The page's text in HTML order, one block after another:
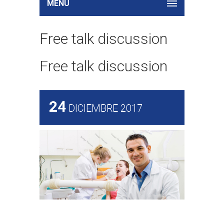
MENU
Free talk discussion
Free talk discussion
24 DICIEMBRE 2017